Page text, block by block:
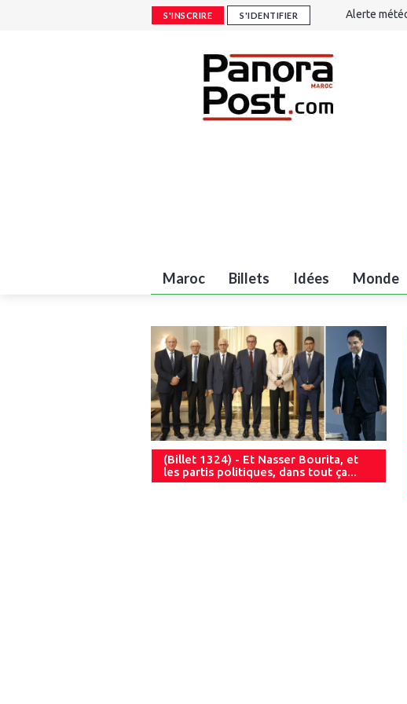
S'INSCRIRE S'IDENTIFIER
Alerte
Maroc Billets Idées Monde
(Billet 1324) - Et Nasser Bourita, et
les partis politiques, dans tout ça...